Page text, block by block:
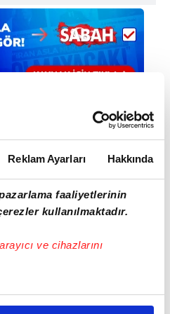
Reklam Ayarları Hakkında
faaliyetlerinin
kullanılmaktadır.
ve cihazlarını
sizlere özel
Girişi
- Editör
A #INTER